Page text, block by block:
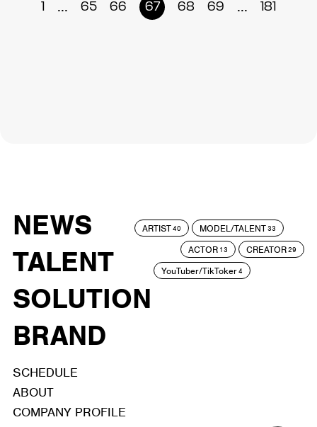
1 ... 65 66 67 68 69 ... 181
NEWS
TALENT
SOLUTION
BRAND
ARTIST40 MODEL/TALENT33
ACTOR 13 CREATOR29
YouTuber/TikToker4
SCHEDULE
ABOUT
COMPANY PROFILE